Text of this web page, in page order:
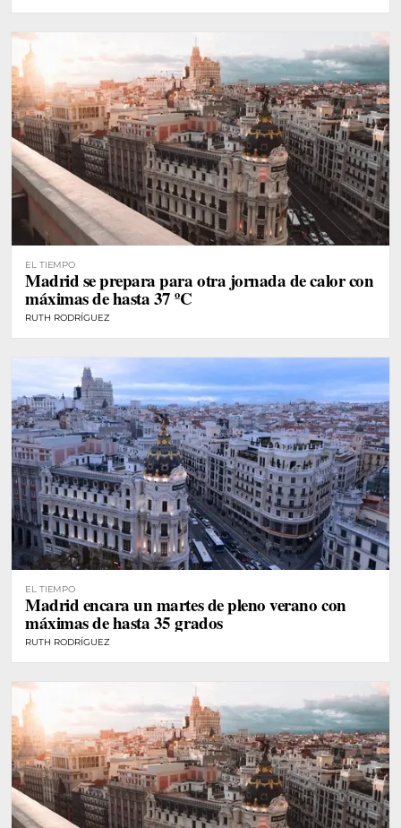
EL TIEMPO
Madrid se prepara para otra jornada de calor con
máximas de hasta 37 ºC
RUTH RODRÍGUEZ
EL TIEMPO
Madrid encara un martes de pleno verano con
máximas de hasta 35 grados
RUTH RODRÍGUEZ